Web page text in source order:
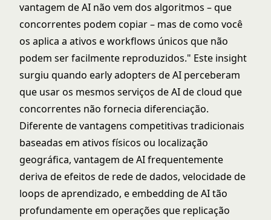
vantagem de AI não vem dos algoritmos – que
concorrentes podem copiar – mas de como você
os aplica a ativos e workflows únicos que não
podem ser facilmente reproduzidos." Este insight
surgiu quando early adopters de AI perceberam
que usar os mesmos serviços de AI de cloud que
concorrentes não fornecia diferenciação.
Diferente de vantagens competitivas tradicionais
baseadas em ativos físicos ou localização
geográfica, vantagem de AI frequentemente
deriva deefeitos de rede de dados, velocidade de
loops de aprendizado, e embedding de AI tão
profundamente em operações que replicação